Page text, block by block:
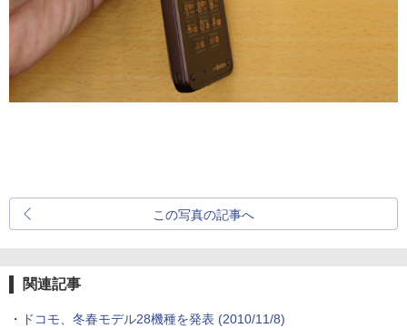
この写真の記事へ
関連記事
・ ドコモ、冬春モデル28機種を発表 (2010/11/8)